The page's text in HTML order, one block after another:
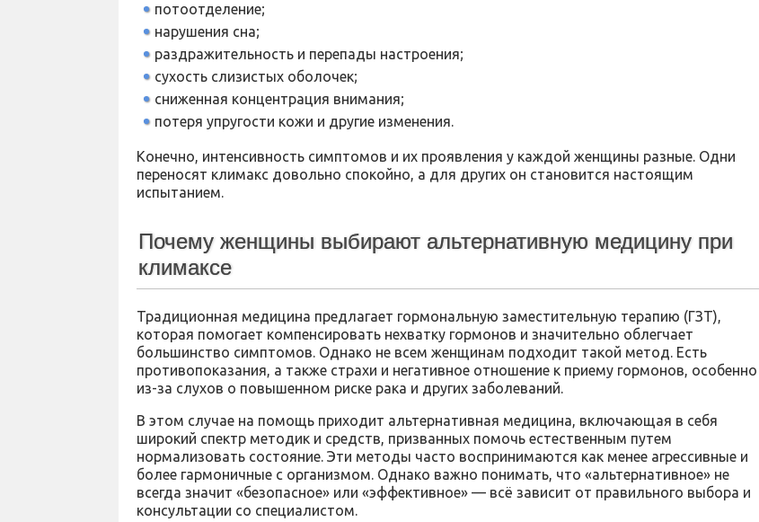
потоотделение;
нарушения сна;
раздражительность и перепады настроения;
сухость слизистых оболочек;
сниженная концентрация внимания;
потеря упругости кожи и другие изменения.
Конечно, интенсивность симптомов и их проявления у каждой женщины разные. Одни
переносят климакс довольно спокойно, а для других он становится настоящим
испытанием.
Почему женщины выбирают альтернативную медицину при
климаксе
Традиционная медицина предлагает гормональную заместительную терапию (ГЗТ),
которая помогает компенсировать нехватку гормонов и значительно облегчает
большинство симптомов. Однако не всем женщинам подходит такой метод. Есть
противопоказания, а также страхи и негативное отношение к приему гормонов, особенно
из-за слухов о повышенном риске рака и других заболеваний.
В этом случае на помощь приходит альтернативная медицина, включающая в себя
широкий спектр методик и средств, призванных помочь естественным путем
нормализовать состояние. Эти методы часто воспринимаются как менее агрессивные и
более гармоничные с организмом. Однако важно понимать, что «альтернативное» не
всегда значит «безопасное» или «эффективное» — всё зависит от правильного выбора и
консультации со специалистом.